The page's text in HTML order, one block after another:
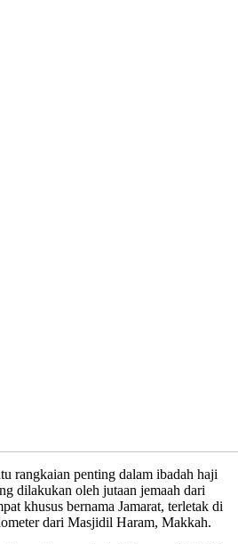
rangkaian penting dalam ibadah haji
dilakukan oleh jutaan jemaah dari
khusus bernama Jamarat, terletak di
dari Masjidil Haram, Makkah.